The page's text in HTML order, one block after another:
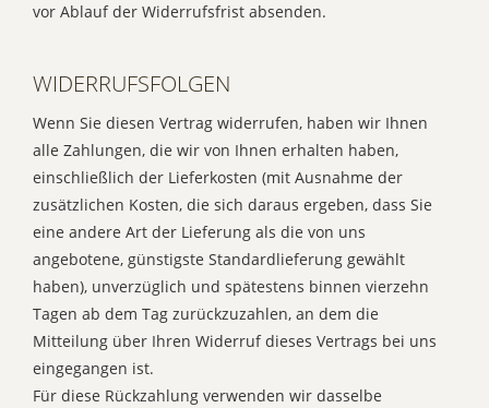
vor Ablauf der Widerrufsfrist absenden.
WIDERRUFSFOLGEN
Wenn Sie diesen Vertrag widerrufen, haben wir Ihnen
alle Zahlungen, die wir von Ihnen erhalten haben,
einschließlich der Lieferkosten (mit Ausnahme der
zusätzlichen Kosten, die sich daraus ergeben, dass Sie
eine andere Art der Lieferung als die von uns
angebotene, günstigste Standardlieferung gewählt
haben), unverzüglich und spätestens binnen vierzehn
Tagen ab dem Tag zurückzuzahlen, an dem die
Mitteilung über Ihren Widerruf dieses Vertrags bei uns
eingegangen ist.
Für diese Rückzahlung verwenden wir dasselbe